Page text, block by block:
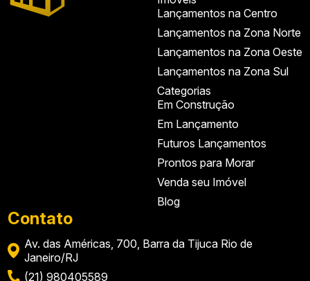
Lançamentos na Centro
Lançamentos na Zona Norte
Lançamentos na Zona Oeste
Lançamentos na Zona Sul
Categorias
Em Construção
Em Lançamento
Futuros Lançamentos
Prontos para Morar
Venda seu Imóvel
Blog
Contato
Av. das Américas, 700, Barra da Tijuca Rio de
Janeiro/RJ
(21) 980405589